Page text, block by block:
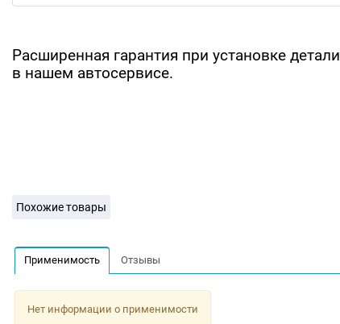
Расширенная гарантия при установке детали
в нашем автосервисе.
Похожие товары
Применимость Отзывы
Нет информации о применимости